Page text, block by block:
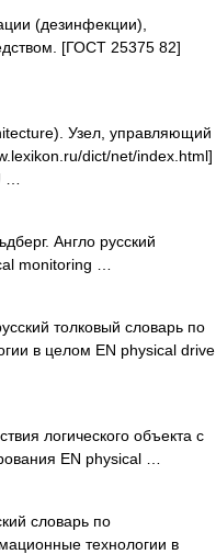
(дезинфекции),
[ГОСТ 25375 82]
Узел, управляющий
dict/net/index.html]
…
Англо русский
monitoring …
толковый словарь по
в целом EN physical drive
логического объекта с
EN physical …
словарь по
технологии в